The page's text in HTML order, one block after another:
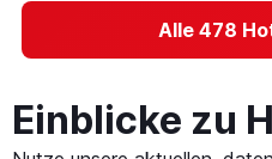
Alle 478
Einblicke zu